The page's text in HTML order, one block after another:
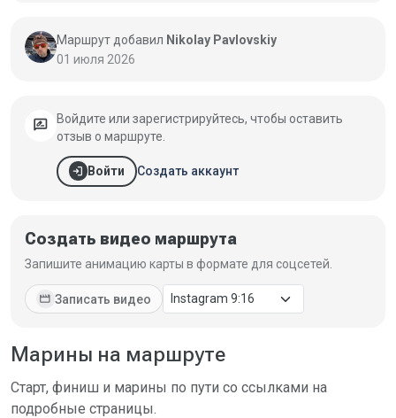
Маршрут добавил Nikolay Pavlovskiy
01 июля 2026
rate_review
Войдите или зарегистрируйтесь, чтобы оставить
отзыв о маршруте.
login Войти Создать аккаунт
Создать видео маршрута
Запишите анимацию карты в формате для соцсетей.
movie Записать видео
Марины на маршруте
Старт, финиш и марины по пути со ссылками на
подробные страницы.